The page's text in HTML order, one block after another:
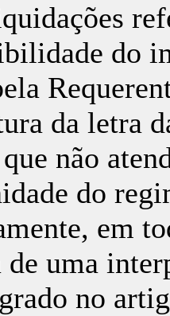
do
da letra
não
do
em
de uma
no